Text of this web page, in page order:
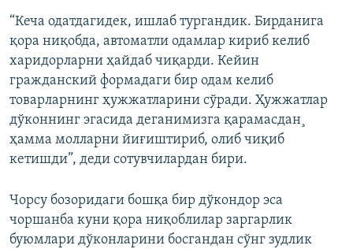
“Кеча одатдагидек, ишлаб тургандик. Бирданига
қора ниқобда, автоматли одамлар кириб келиб
харидорларни ҳайдаб чиқарди. Кейин
гражданский формадаги бир одам келиб
товарларнинг ҳужжатларини сўради. Ҳужжатлар
дўконнинг эгасида деганимизга қарамасдан¸
ҳамма молларни йиғиштириб, олиб чиқиб
кетишди”, деди сотувчилардан бири.
Чорсу бозоридаги бошқа бир дўкондор эса
чоршанба куни қора ниқоблилар заргарлик
буюмлари дўконларини босгандан сўнг зудлик